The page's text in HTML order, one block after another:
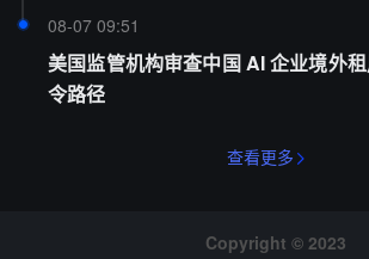
08-07 09:51
美国监管机构审查中国 AI 企业境外
令路径
查看更多
Copyright © 2023